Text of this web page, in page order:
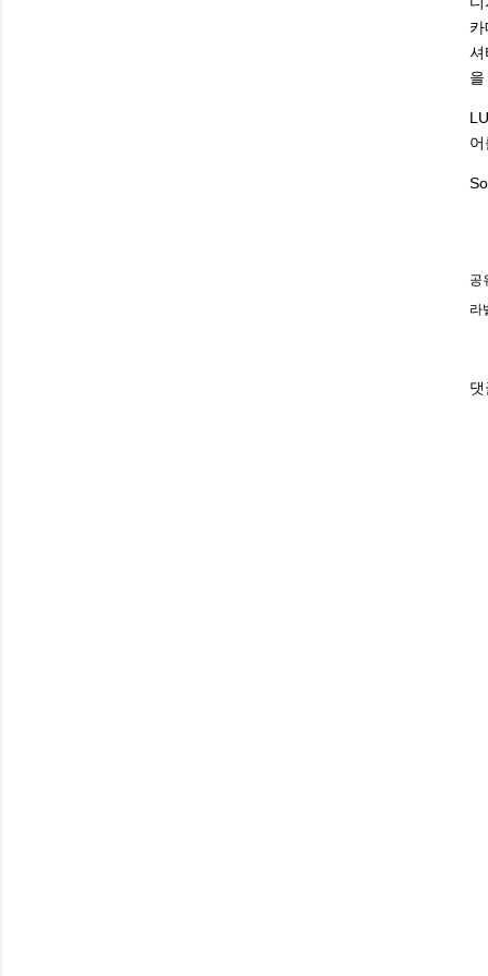
셔
공
라
댓